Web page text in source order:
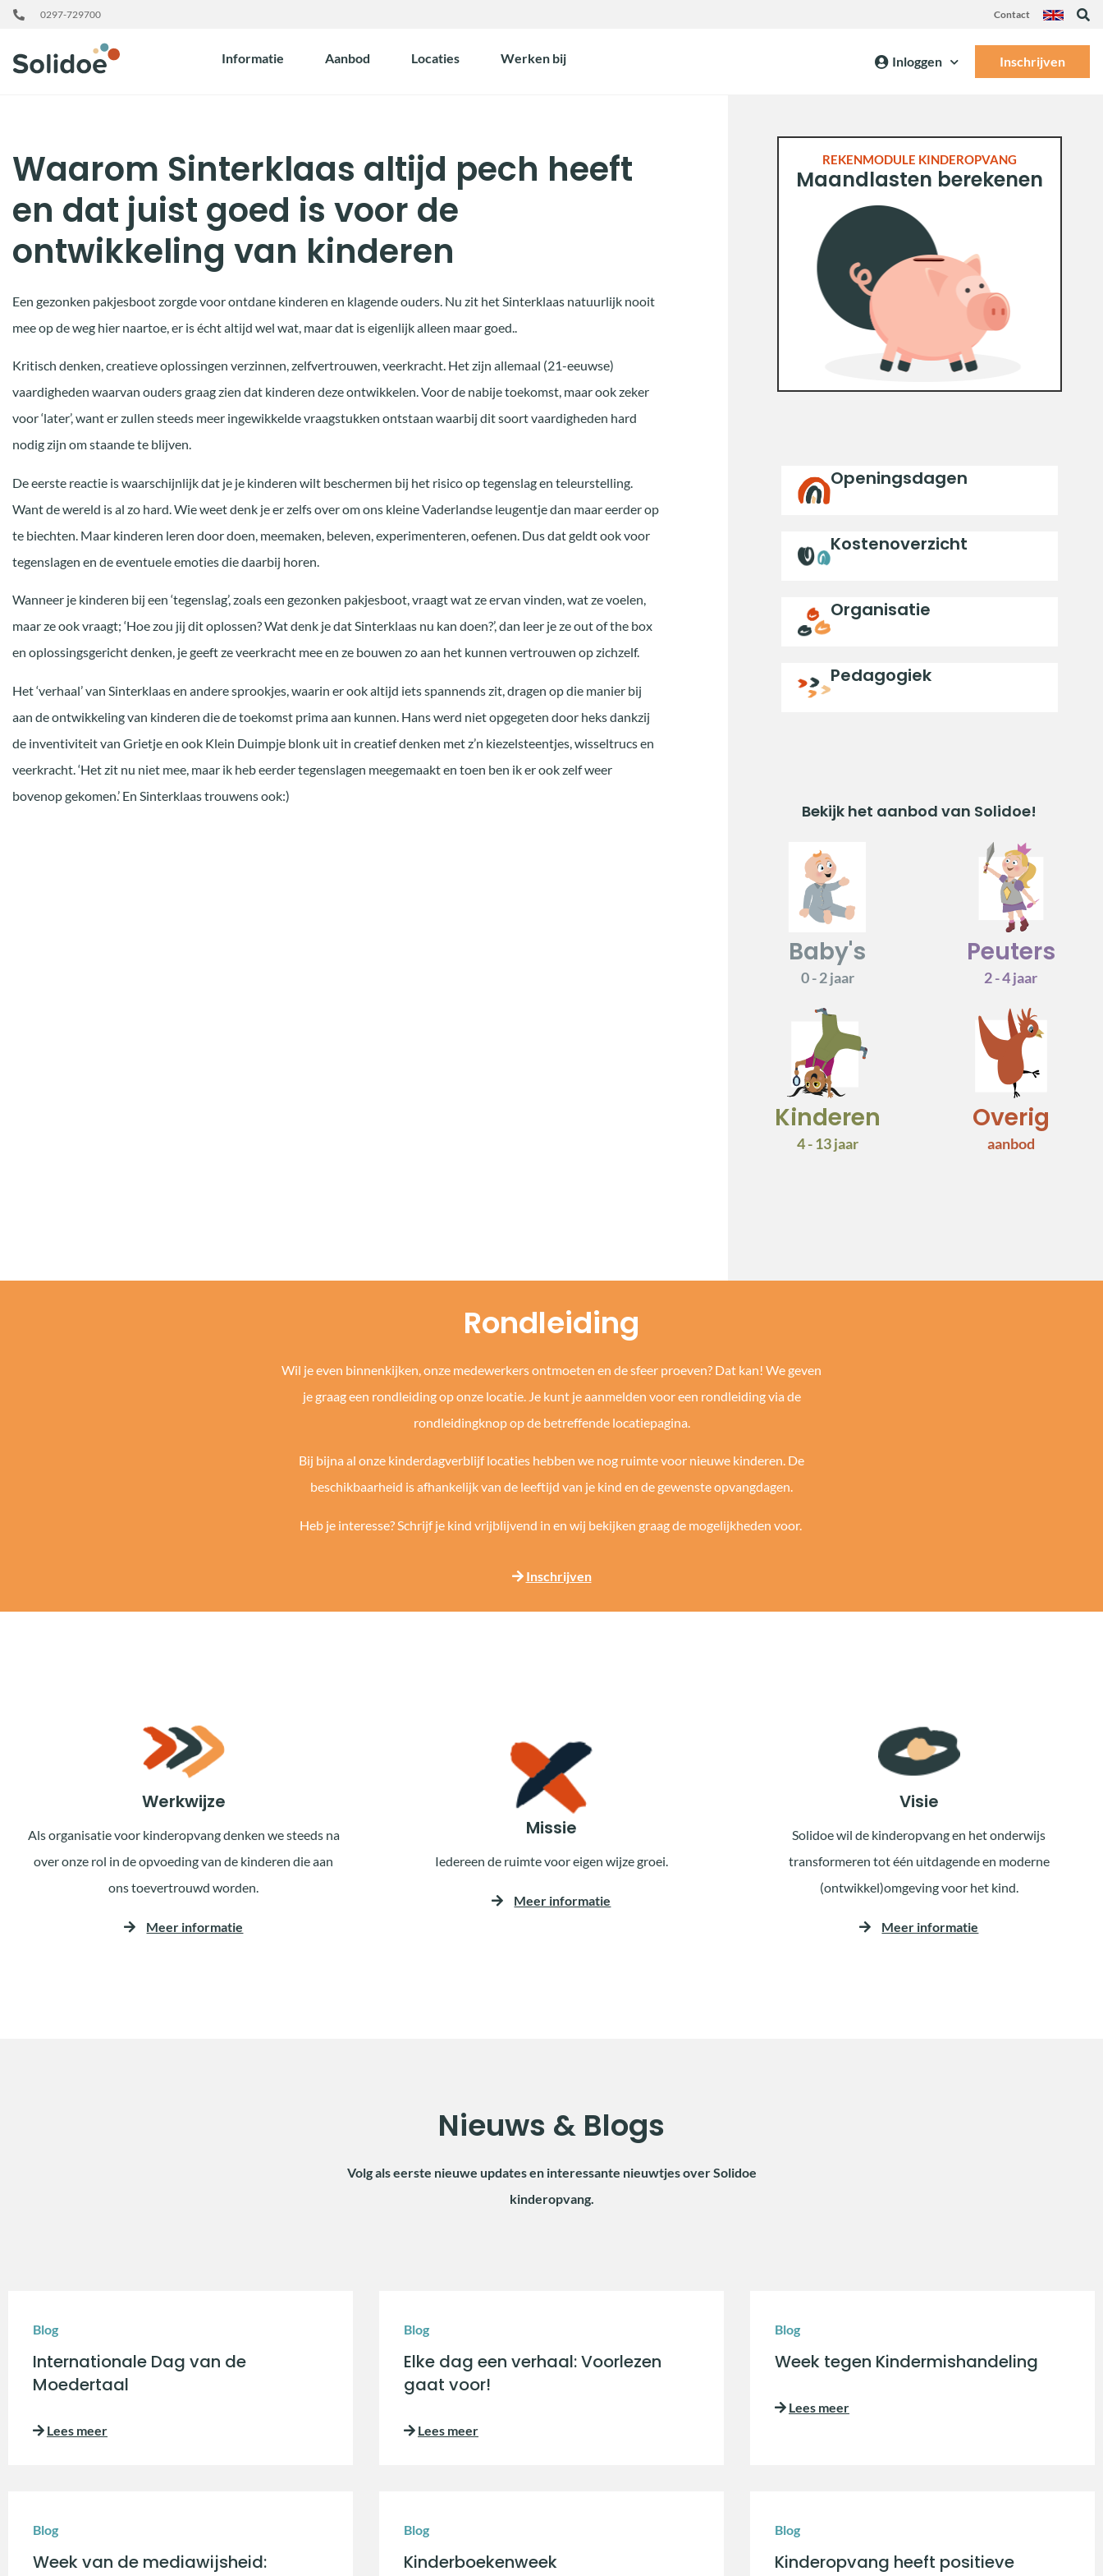
0297-729700 Contact
Informatie Aanbod Locaties Werken bij Inloggen Inschrijven
Waarom Sinterklaas altijd pech heeft
en dat juist goed is voor de
ontwikkeling van kinderen
Een gezonken pakjesboot zorgde voor ontdane kinderen en klagende ouders. Nu zit het Sinterklaas natuurlijk nooit
mee op de weg hier naartoe, er is écht altijd wel wat, maar dat is eigenlijk alleen maar goed..
Kritisch denken, creatieve oplossingen verzinnen, zelfvertrouwen, veerkracht. Het zijn allemaal (21-eeuwse)
vaardigheden waarvan ouders graag zien dat kinderen deze ontwikkelen. Voor de nabije toekomst, maar ook zeker
voor ‘later’, want er zullen steeds meer ingewikkelde vraagstukken ontstaan waarbij dit soort vaardigheden hard
nodig zijn om staande te blijven.
De eerste reactie is waarschijnlijk dat je je kinderen wilt beschermen bij het risico op tegenslag en teleurstelling.
Want de wereld is al zo hard. Wie weet denk je er zelfs over om ons kleine Vaderlandse leugentje dan maar eerder op
te biechten. Maar kinderen leren door doen, meemaken, beleven, experimenteren, oefenen. Dus dat geldt ook voor
tegenslagen en de eventuele emoties die daarbij horen.
Wanneer je kinderen bij een ‘tegenslag’, zoals een gezonken pakjesboot, vraagt wat ze ervan vinden, wat ze voelen,
maar ze ook vraagt; ‘Hoe zou jij dit oplossen? Wat denk je dat Sinterklaas nu kan doen?’, dan leer je ze out of the box
en oplossingsgericht denken, je geeft ze veerkracht mee en ze bouwen zo aan het kunnen vertrouwen op zichzelf.
Het ‘verhaal’ van Sinterklaas en andere sprookjes, waarin er ook altijd iets spannends zit, dragen op die manier bij
aan de ontwikkeling van kinderen die de toekomst prima aan kunnen. Hans werd niet opgegeten door heks dankzij
de inventiviteit van Grietje en ook Klein Duimpje blonk uit in creatief denken met z’n kiezelsteentjes, wisseltrucs en
veerkracht. ‘Het zit nu niet mee, maar ik heb eerder tegenslagen meegemaakt en toen ben ik er ook zelf weer
bovenop gekomen.’ En Sinterklaas trouwens ook:)
REKENMODULE KINDEROPVANG
Maandlasten berekenen
Openingsdagen
Kostenoverzicht
Organisatie
Pedagogiek
Bekijk het aanbod van Solidoe!
Baby's
0 - 2 jaar
Peuters
2 - 4 jaar
Kinderen
4 - 13 jaar
Overig
aanbod
Rondleiding
Wil je even binnenkijken, onze medewerkers ontmoeten en de sfeer proeven? Dat kan! We geven
je graag een rondleiding op onze locatie. Je kunt je aanmelden voor een rondleiding via de
rondleidingknop op de betreffende locatiepagina.
Bij bijna al onze kinderdagverblijf locaties hebben we nog ruimte voor nieuwe kinderen. De
beschikbaarheid is afhankelijk van de leeftijd van je kind en de gewenste opvangdagen.
Heb je interesse? Schrijf je kind vrijblijvend in en wij bekijken graag de mogelijkheden voor.
Inschrijven
Werkwijze
Als organisatie voor kinderopvang denken we steeds na
over onze rol in de opvoeding van de kinderen die aan
ons toevertrouwd worden.
Meer informatie
Missie
Iedereen de ruimte voor eigen wijze groei.
Meer informatie
Visie
Solidoe wil de kinderopvang en het onderwijs
transformeren tot één uitdagende en moderne
(ontwikkel)omgeving voor het kind.
Meer informatie
Nieuws & Blogs
Volg als eerste nieuwe updates en interessante nieuwtjes over Solidoe
kinderopvang.
Blog
Internationale Dag van de
Moedertaal
Lees meer
Blog
Elke dag een verhaal: Voorlezen
gaat voor!
Lees meer
Blog
Week tegen Kindermishandeling
Lees meer
Blog
Week van de mediawijsheid:
Blog
Kinderboekenweek
Blog
Kinderopvang heeft positieve